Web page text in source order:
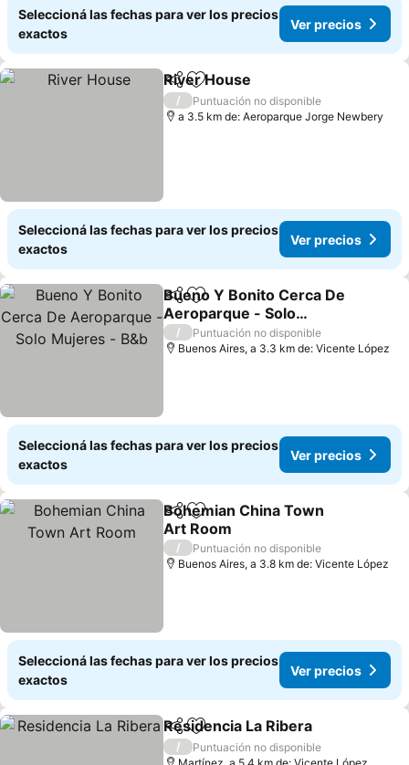
Seleccioná las fechas para ver los precios
exactos
Ver precios
CompartirAñadir a favoritos
River House
/
Puntuación no disponible
a 3.5 km de: Aeroparque Jorge Newbery
Seleccioná las fechas para ver los precios
exactos
Ver precios
CompartirAñadir a favoritos
Bueno Y Bonito Cerca De
Aeroparque - Solo
Mujeres - B&b
/
Puntuación no disponible
Buenos Aires, a 3.3 km de: Vicente López
Seleccioná las fechas para ver los precios
exactos
Ver precios
CompartirAñadir a favoritos
Bohemian China Town
Art Room
/
Puntuación no disponible
Buenos Aires, a 3.8 km de: Vicente López
Seleccioná las fechas para ver los precios
exactos
Ver precios
CompartirAñadir a favoritos
Residencia La Ribera
/
Puntuación no disponible